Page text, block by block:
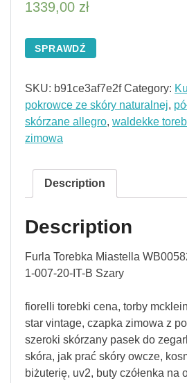
1339,00 zł
SPRAWDŹ
SKU: b91ce3af7e2f Category:
pokrowce ze skóry naturalnej,
skórzane allegro, waldekke
zimowa
Description
Description
Furla Torebka Miastella
1-007-20-IT-B Szary
fiorelli torebki cena, torby
star vintage, czapka zimowa z
szeroki skórzany pasek do
skóra, jak prać skóry owcze,
biżuterię, uv2, buty czółenka na